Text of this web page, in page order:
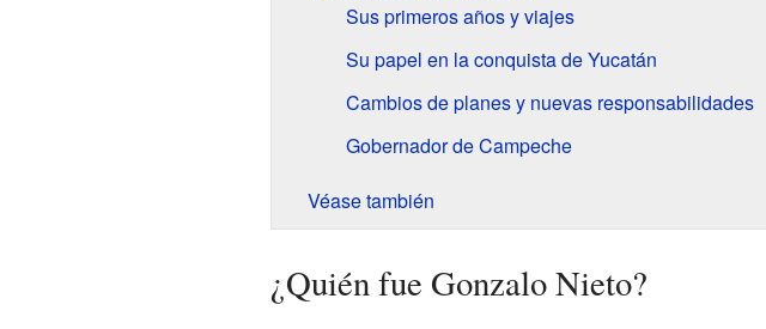
Sus primeros años y viajes
Su papel en la conquista de Yucatán
Cambios de planes y nuevas responsabilidades
Gobernador de Campeche
Véase también
¿Quién fue Gonzalo Nieto?